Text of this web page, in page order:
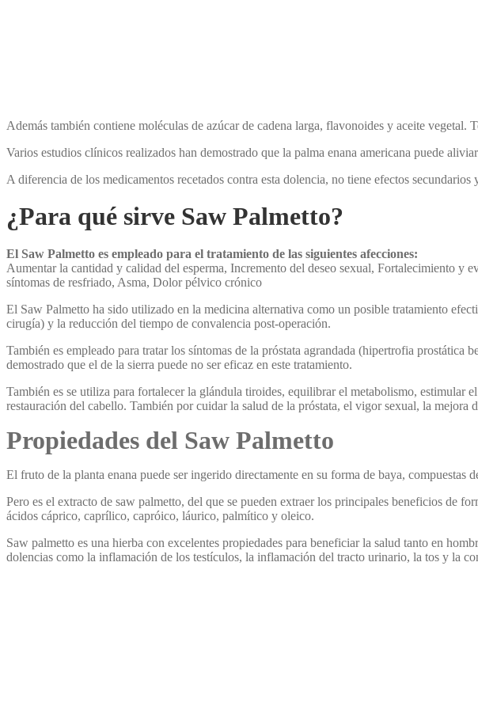
Además también contiene moléculas de azúcar de cadena larga, flavonoides y aceite vegetal.
Varios estudios clínicos realizados han demostrado que la palma enana americana puede
A diferencia de los medicamentos recetados contra esta dolencia, no tiene efectos
¿Para qué sirve Saw Palmetto?
El Saw Palmetto es empleado para el tratamiento de las siguientes afecciones:
Aumentar la cantidad y calidad del esperma, Incremento del deseo sexual, Fortalecimiento
síntomas de resfriado, Asma, Dolor pélvico crónico
El Saw Palmetto ha sido utilizado en la medicina alternativa como un posible tratamiento
cirugía) y la reducción del tiempo de convalencia post-operación.
También es empleado para tratar los síntomas de la próstata agrandada (hipertrofia
demostrado que el de la sierra puede no ser eficaz en este tratamiento.
También es se utiliza para fortalecer la glándula tiroides, equilibrar el metabolismo, estimular
restauración del cabello. También por cuidar la salud de la próstata, el vigor sexual, la
Propiedades del Saw Palmetto
El fruto de la planta enana puede ser ingerido directamente en su forma de baya, compuestas
Pero es el extracto de saw palmetto, del que se pueden extraer los principales beneficios de
ácidos cáprico, caprílico, capróico, láurico, palmítico y oleico.
Saw palmetto es una hierba con excelentes propiedades para beneficiar la salud tanto en
dolencias como la inflamación de los testículos, la inflamación del tracto urinario, la tos y la